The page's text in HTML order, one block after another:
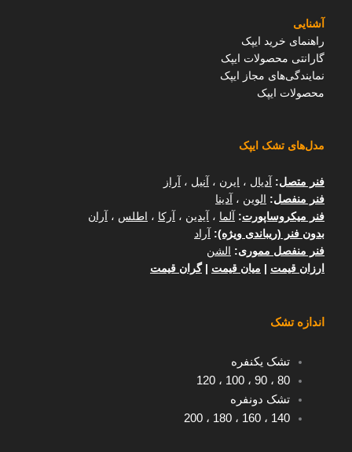
آشنایی
راهنمای خرید ایپک
گارانتی محصولات ایپک
نمایندگی‌های مجاز ایپک
محصولات ایپک
مدل‌های تشک ایپک
فنر متصل: آدیال ، ایرن ، آنیل ،
آراز
فنر منفصل: الوین ، آدینا
فنر میکروساپورت: آلما ، آیدین ، آرکا ، اطلس ،
آران
بدون فنر (ریباندی ویژه):
آراد
فنر منفصل مموری:
الشن
ارزان قیمت
میان قیمت |گران قیمت
اندازه تشک
تشک یکنفره
80، 90، 100 ، 120
تشک دونفره
140 ، 160 ، 180 ، 200